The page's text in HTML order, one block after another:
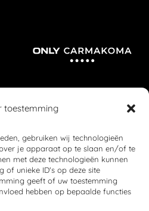
toestemming
gebruiken wij technologieën
je apparaat op te slaan en/of te
met deze technologieën kunnen
of unieke ID's op deze site
geeft of uw toestemming
hebben op bepaalde functies